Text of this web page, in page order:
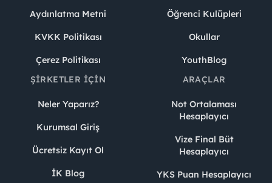
Aydınlatma Metni
KVKK Politikası
Çerez Politikası
Öğrenci Kulüpleri
Okullar
YouthBlog
ŞIRKETLER İÇIN
Neler Yaparız?
Kurumsal Giriş
Ücretsiz Kayıt Ol
İK Blog
ARAÇLAR
Not Ortalaması
Hesaplayıcı
Vize Final Büt
Hesaplayıcı
YKS Puan Hesaplayıcı